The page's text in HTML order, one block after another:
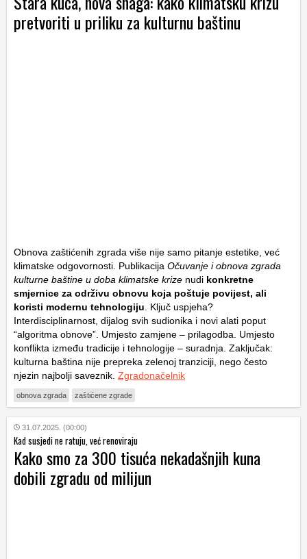
pretvoriti u priliku za kulturnu baštinu
Obnova zaštićenih zgrada više nije samo pitanje estetike, već
klimatske odgovornosti. Publikacija Očuvanje i obnova zgrada
kulturne baštine u doba klimatske krize nudi konkretne
smjernice za održivu obnovu koja poštuje povijest, ali
koristi modernu tehnologiju . Ključ uspjeha?
Interdisciplinarnost, dijalog svih sudionika i novi alati poput
“algoritma obnove”. Umjesto zamjene – prilagodba. Umjesto
konflikta između tradicije i tehnologije – suradnja. Zaključak:
kulturna baština nije prepreka zelenoj tranziciji, nego često
njezin najbolji saveznik. Zgradonačelnik
obnova zgrada zaštićene zgrade
31.07.2025. (00:00)
Kad susjedi ne ratuju, već renoviraju
Kako smo za 300 tisuća nekadašnjih kuna
dobili zgradu od milijun